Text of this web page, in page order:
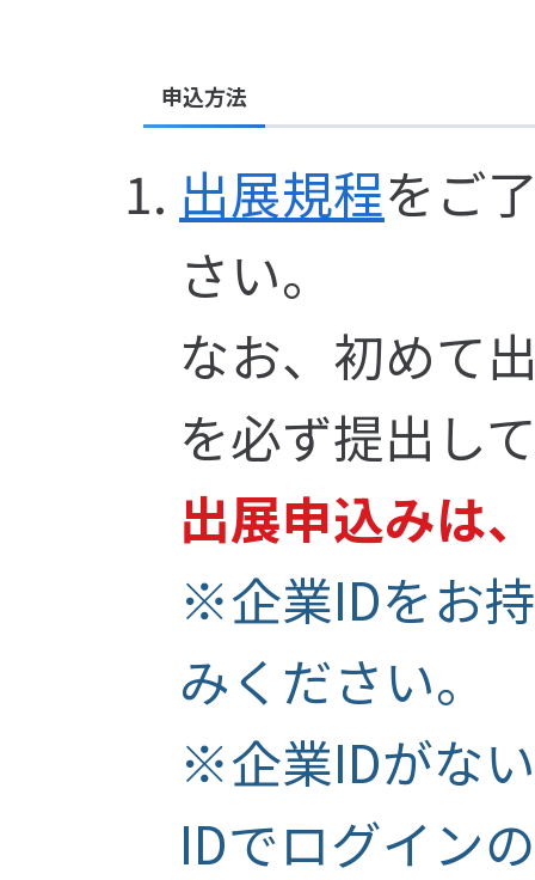
申込方法
出展規程をご
さい。
なお、初めて
を必ず提出し
出展申込みは
※企業IDをお
みください。
※企業IDがな
IDでログイン